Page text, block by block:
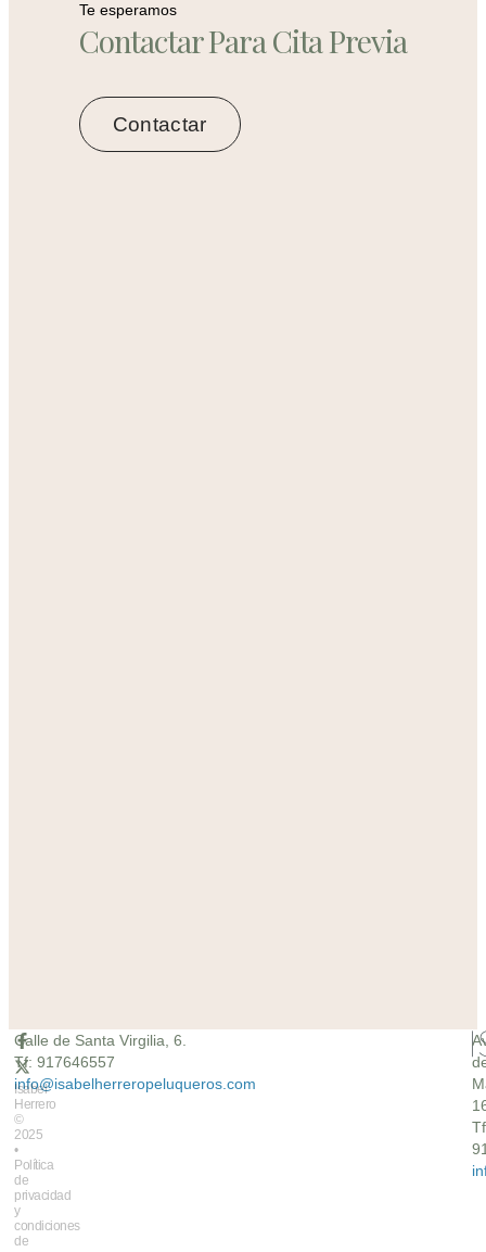
Te esperamos
Contactar Para Cita Previa
Contactar
Calle de Santa Virgilia, 6.
Tf: 917646557
info@isabelherreropeluqueros.com
Isabel
Herrero
©
2025
•
Política
de
privacidad
y
condiciones
de